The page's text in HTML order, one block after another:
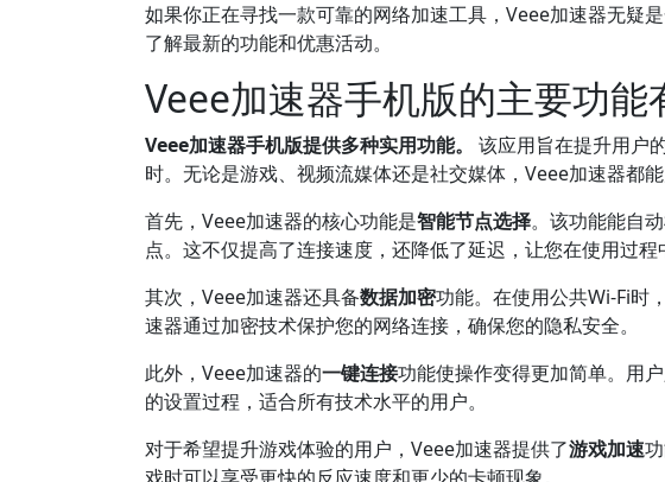
如果你正在寻找一款可靠的网络加速工具，Veee加速器无疑
了解最新的功能和优惠活动。
Veee加速器手机版的主要功能
Veee加速器手机版提供多种实用功能。
该应用旨在提升用户
时。无论是游戏、视频流媒体还是社交媒体，Veee加速器都能
首先，Veee加速器的核心功能是智能节点选择。该功能能自
点。这不仅提高了连接速度，还降低了延迟，让您在使用过程
其次，Veee加速器还具备数据加密功能。在使用公共Wi-Fi时
速器通过加密技术保护您的网络连接，确保您的隐私安全。
此外，Veee加速器的一键连接功能使操作变得更加简单。用
的设置过程，适合所有技术水平的用户。
对于希望提升游戏体验的用户，Veee加速器提供了游戏加速